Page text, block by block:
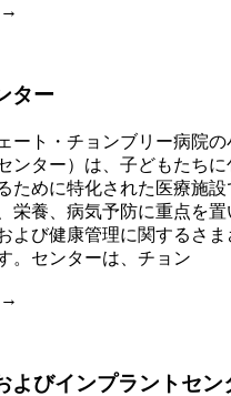
→
ター
ート・チョンブリー病院
ンター）は、子どもたち
ために特化された医療施
栄養、病気予防に重点を
よび健康管理に関するさ
。センターは、チョン
→
よびインプラントセン